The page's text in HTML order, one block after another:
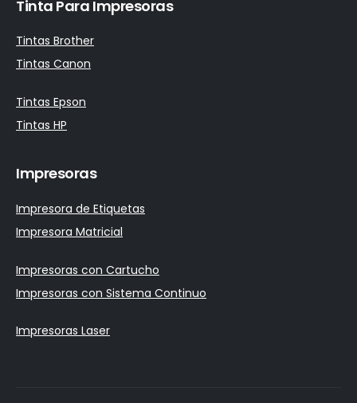
Tinta Para Impresoras
Tintas Brother
Tintas Canon
Tintas Epson
Tintas HP
Impresoras
Impresora de Etiquetas
Impresora Matricial
Impresoras con Cartucho
Impresoras con Sistema Continuo
Impresoras Laser